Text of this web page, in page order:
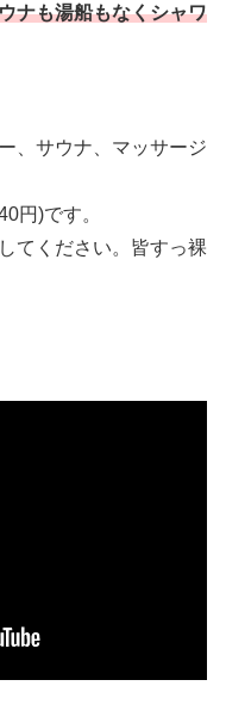
ナも湯船もなくシャワ
、サウナ、マッサージ
円)です。
てください。皆すっ裸